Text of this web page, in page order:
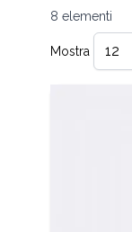
8 elementi
Mostra
per pagina